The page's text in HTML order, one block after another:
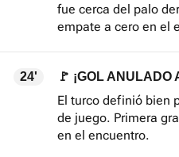
fue cerca del palo
empate a cero en el
24' 🚩 ¡GOL ANULADO
El turco definió bien
de juego. Primera
en el encuentro.